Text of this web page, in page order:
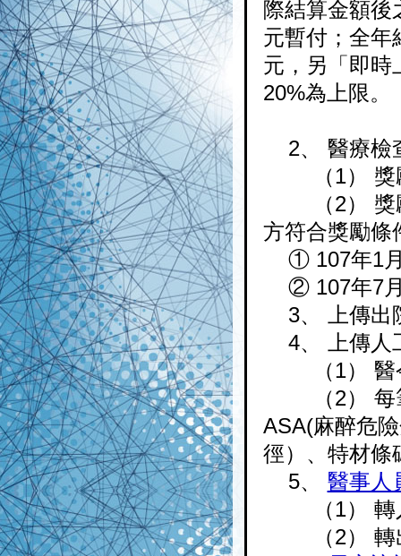
際結算金額後
元暫付；全年
元，另「即時
20%為上限。
2、 醫療檢
（1） 獎勵
（2） 獎勵
方符合獎勵條
① 107年1月
② 107年7月
3、 上傳出
4、 上傳人
（1） 醫令
（2） 每筆
ASA(麻醉危
徑）、特材條
5、 醫事人
（1） 轉入
（2） 轉出